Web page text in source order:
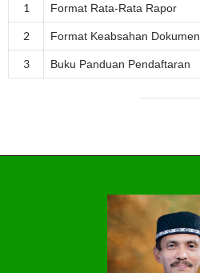
1 Format Rata-Rata Rapor
2 Format Keabsahan Dokumen
3 Buku Panduan Pendaftaran